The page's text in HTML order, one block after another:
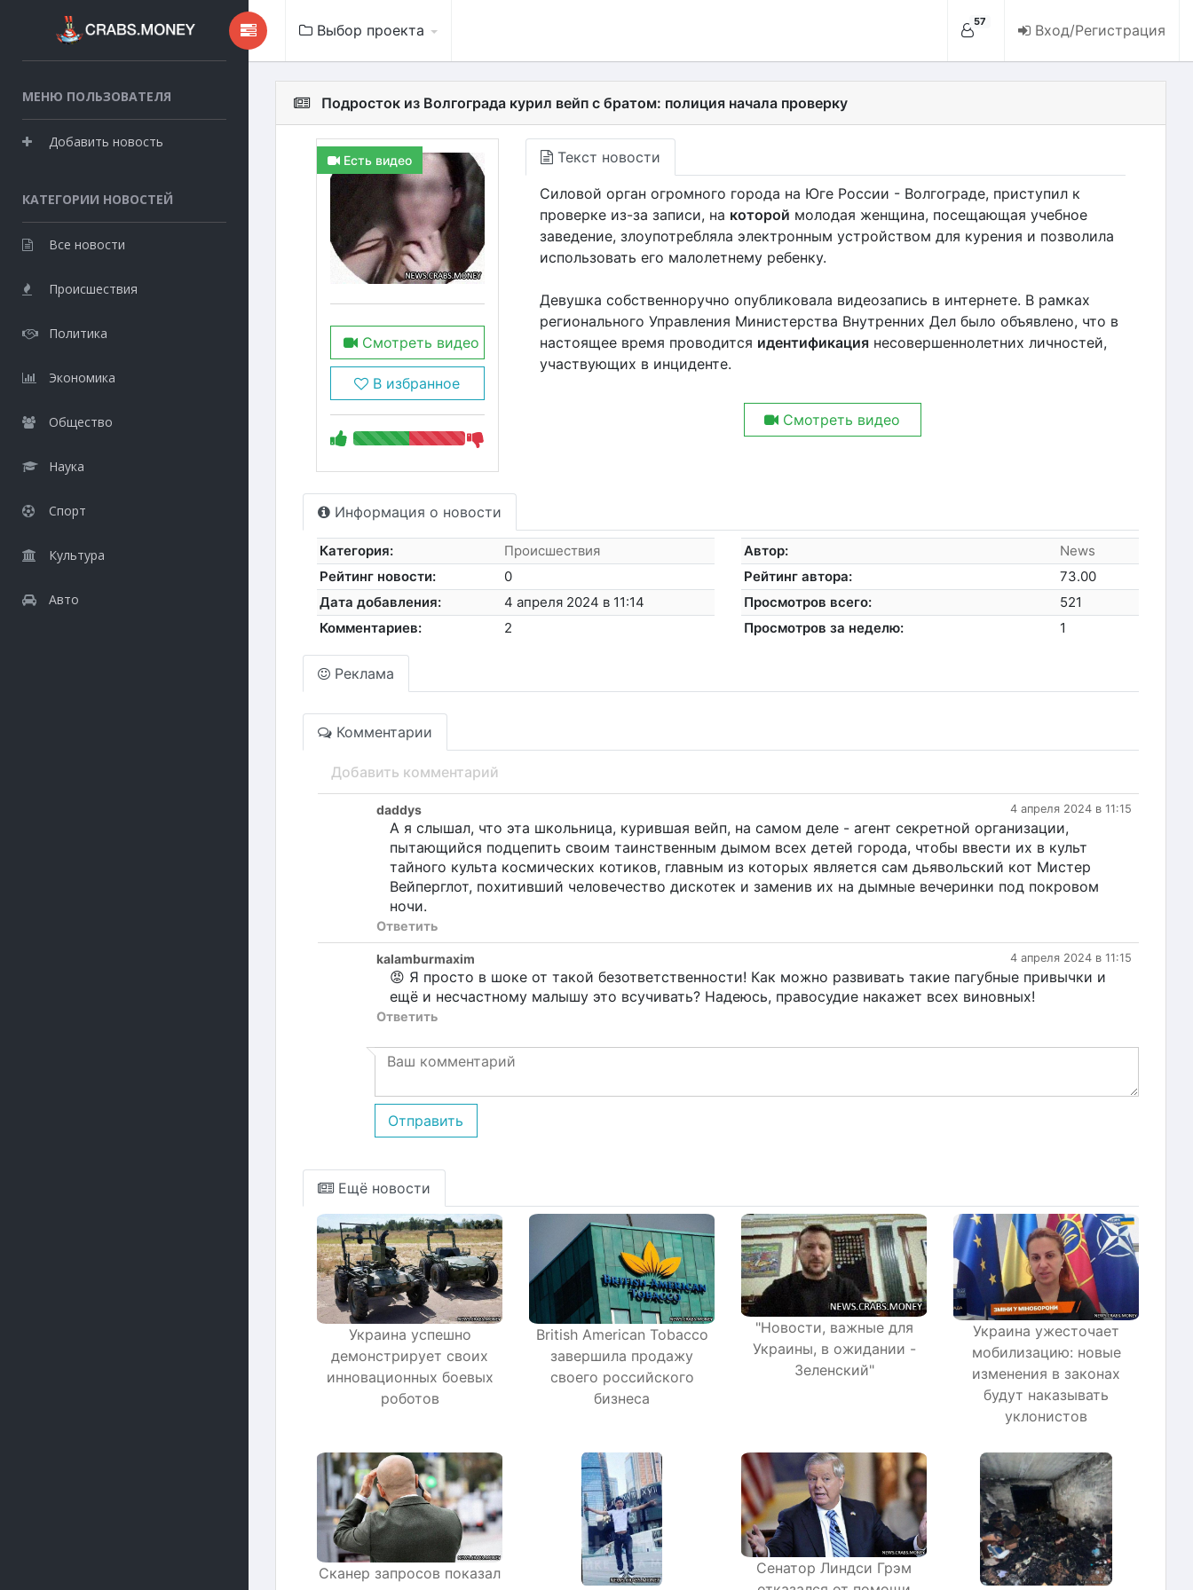
МЕНЮ ПОЛЬЗОВАТЕЛЯ
Добавить новость
КАТЕГОРИИ НОВОСТЕЙ
Все новости
Происшествия
Политика
Экономика
Общество
Наука
Спорт
Культура
Авто
Выбор проекта 57 Вход/Регистрация
Подросток из Волгограда курил вейп с братом: полиция начала проверку
Есть видео
Смотреть видео
В избранное
Текст новости
Силовой орган огромного города на Юге России - Волгограде, приступил к
проверке из-за записи, на которой молодая женщина, посещающая учебное
заведение, злоупотребляла электронным устройством для курения и позволила
использовать его малолетнему ребенку.
Девушка собственноручно опубликовала видеозапись в интернете. В рамках
регионального Управления Министерства Внутренних Дел было объявлено, что в
настоящее время проводится идентификациянесовершеннолетних личностей,
участвующих в инциденте.
Смотреть видео
Информация о новости
Категория:
Происшествия
Рейтинг новости:
0
Дата добавления:
4 апреля 2024 в 11:14
Комментариев:
2
Автор:
News
Рейтинг автора:
73.00
Просмотров всего:
521
Просмотров за неделю:
1
Реклама
Комментарии
Добавить комментарий
4 апреля 2024 в 11:15
daddys
А я слышал, что эта школьница, курившая вейп, на самом деле - агент секретной организации,
пытающийся подцепить своим таинственным дымом всех детей города, чтобы ввести их в культ
тайного культа космических котиков, главным из которых является сам дьявольский кот Мистер
Вейперглот, похитивший человечество дискотек и заменив их на дымные вечеринки под покровом
ночи.
Ответить
4 апреля 2024 в 11:15
kalamburmaxim
😡 Я просто в шоке от такой безответственности! Как можно развивать такие пагубные привычки и
ещё и несчастному малышу это всучивать? Надеюсь, правосудие накажет всех виновных!
Ответить
Отправить
Ещё новости
Украина успешно
демонстрирует своих
инновационных боевых
роботов
British American Tobacco
завершила продажу
своего российского
бизнеса
"Новости, важные для
Украины, в ожидании -
Зеленский"
Украина ужесточает
мобилизацию: новые
изменения в законах
будут наказывать
уклонистов
Сканер запросов показал
Сенатор Линдси Грэм